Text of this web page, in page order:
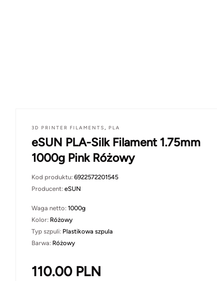
3D PRINTER FILAMENTS, PLA
eSUN PLA-Silk Filament 1.75mm
1000g Pink Różowy
Kod produktu: 6922572201545
Producent: eSUN
Waga netto: 1000g
Kolor: Różowy
Typ szpuli: Plastikowa szpula
Barwa: Różowy
110.00 PLN